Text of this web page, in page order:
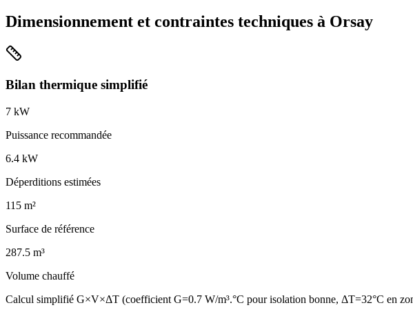
Dimensionnement et contraintes techniques à Orsay
Bilan thermique simplifié
7 kW
Puissance recommandée
6.4 kW
Déperditions estimées
115 m²
Surface de référence
287.5 m³
Volume chauffé
Calcul simplifié G×V×ΔT (coefficient G=0.7 W/m³.°C pour isolation bonne, ΔT=32°C en